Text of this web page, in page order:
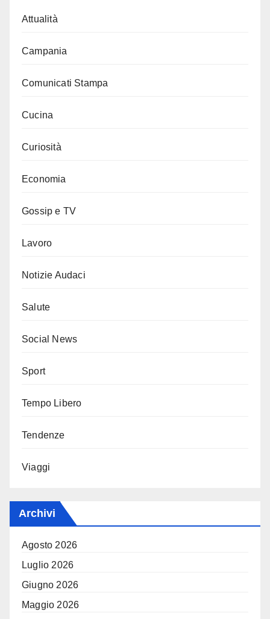
Attualità
Campania
Comunicati Stampa
Cucina
Curiosità
Economia
Gossip e TV
Lavoro
Notizie Audaci
Salute
Social News
Sport
Tempo Libero
Tendenze
Viaggi
Archivi
Agosto 2026
Luglio 2026
Giugno 2026
Maggio 2026